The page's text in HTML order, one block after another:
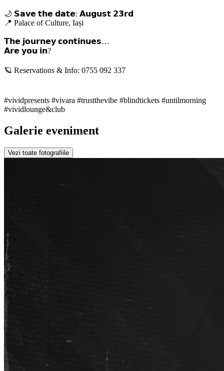
🌙 𝗦𝗮𝘃𝗲 𝘁𝗵𝗲 𝗱𝗮𝘁𝗲: 𝗔𝘂𝗴𝘂𝘀𝘁 𝟮𝟯𝗿𝗱
📍 Palace of Culture, Iași
𝗧𝗵𝗲 𝗷𝗼𝘂𝗿𝗻𝗲𝘆 𝗰𝗼𝗻𝘁𝗶𝗻𝘂𝗲𝘀…
𝗔𝗿𝗲 𝘆𝗼𝘂 𝗶𝗻?
🪐 Reservations & Info: 0755 092 337
#vividpresents #vivara #trustthevibe #blindtickets #untilmorning
#vividlounge&club
Galerie eveniment
Vezi toate fotografiile